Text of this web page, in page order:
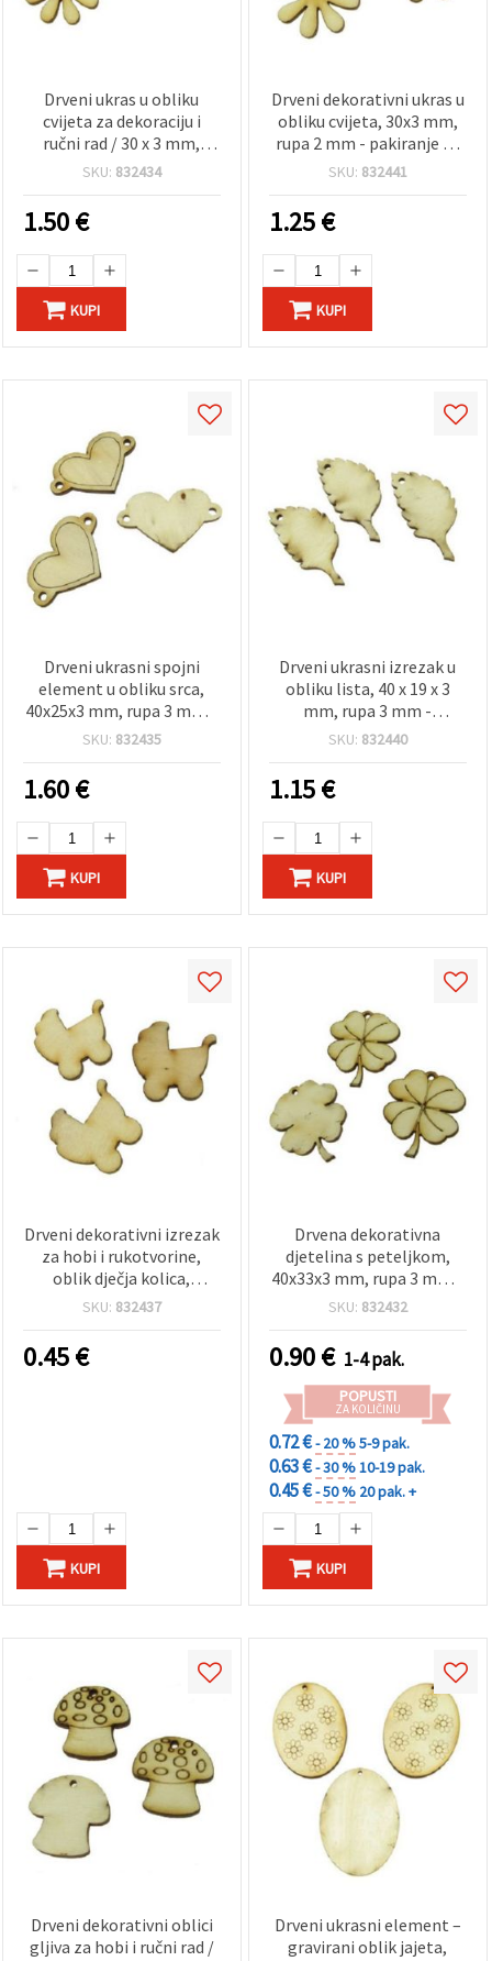
Drveni ukras u obliku
cvijeta za dekoraciju i
ručni rad / 30 x 3 mm,
rupa: 5 mm – 10 kom
SKU: 832434
1.50€
KUPI
Drveni dekorativni ukras u
obliku cvijeta, 30x3 mm,
rupa 2 mm - pakiranje 10
kom
SKU: 832441
1.25€
KUPI
Drveni ukrasni spojni
element u obliku srca,
40x25x3 mm, rupa 3 mm –
pakiranje 10 kom
SKU: 832435
1.60€
KUPI
Drveni ukrasni izrezak u
obliku lista, 40 x 19 x 3
mm, rupa 3 mm -
pakiranje od 10 komada
SKU: 832440
1.15€
KUPI
Drveni dekorativni izrezak
za hobi i rukotvorine,
oblik dječja kolica,
30x30x3 mm – pakiranje
SKU: 832437
0.45€
KUPI
Drvena dekorativna
djetelina s peteljkom,
40x33x3 mm, rupa 3 mm –
set od 10 komada, za hobi
SKU: 832432
0.90€ 1-4 pak.
POPUSTI
ZA KOLIČINU
0.72 €- 20 %5-9 pak.
0.63 €- 30 %10-19 pak.
0.45 €- 50 % 20 pak. +
KUPI
Drveni dekorativni oblici
gljiva za hobi i ručni rad /
Drveni ukrasni element –
gravirani oblik jajeta,